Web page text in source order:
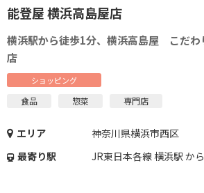
能登屋 横浜高島屋店
横浜駅から徒歩1分、横浜高島屋 こだわ
店
ショッピング
食品 惣菜 専門店
エリア
神奈川県横浜市西区
最寄り駅
JR東日本各線 横浜駅 か